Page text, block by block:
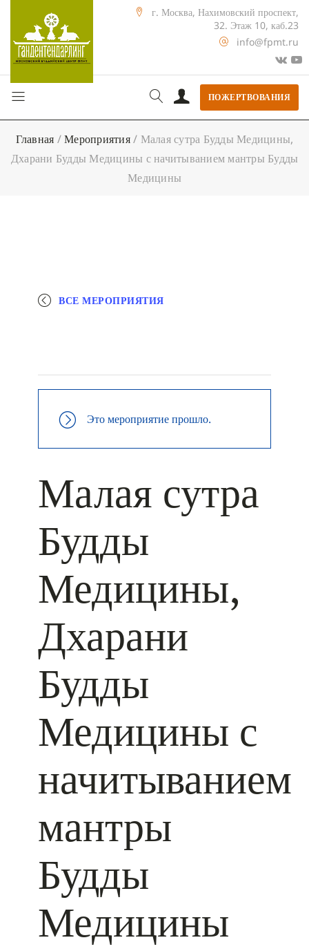
г. Москва, Нахимовский проспект,
32. Этаж 10, каб.23
info@fpmt.ru
ПОЖЕРТВОВАНИЯ
Главная /Мероприятия/ Малая сутра Будды Медицины,
Дхарани Будды Медицины с начитыванием мантры Будды
Медицины
ВСЕ МЕРОПРИЯТИЯ
Это мероприятие прошло.
Малая сутра
Будды
Медицины,
Дхарани
Будды
Медицины с
начитыванием
мантры
Будды
Медицины